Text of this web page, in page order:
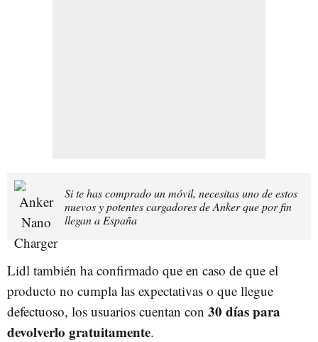
Si te has comprado un móvil, necesitas uno de estos
nuevos y potentes cargadores de Anker que por fin
llegan a España
Lidl también ha confirmado que en caso de que el
producto no cumpla las expectativas o que llegue
defectuoso, los usuarios cuentan con 30 días para
devolverlo gratuitamente.